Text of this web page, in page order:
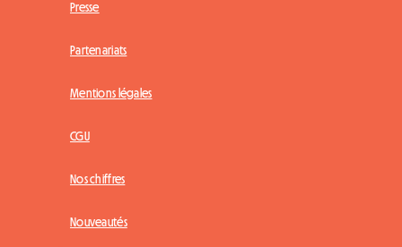
Presse
Partenariats
Mentions légales
CGU
Nos chiffres
Nouveautés